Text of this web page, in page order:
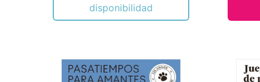
disponibilidad